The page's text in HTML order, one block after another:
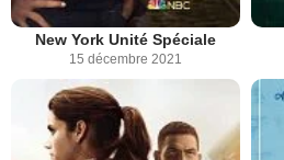
New York Unité Spéciale
15 décembre 2021